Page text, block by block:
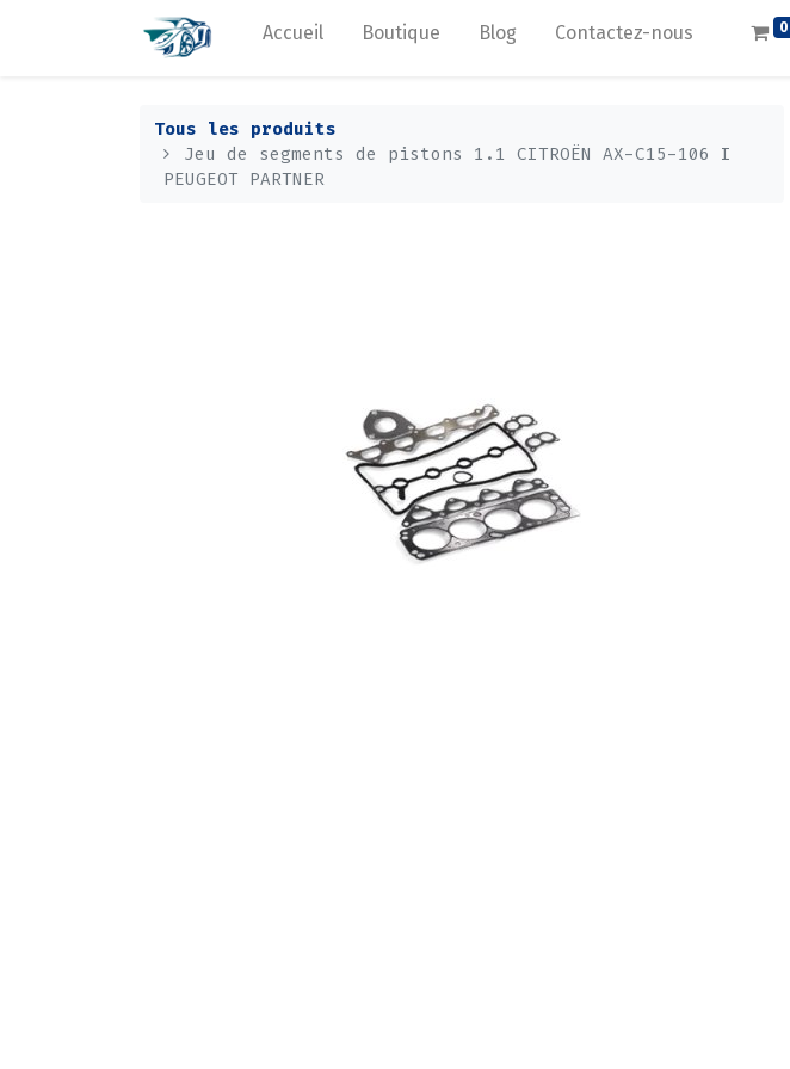
Accueil Boutique Blog Contactez-nous 0
Tous les produits
Jeu de segments de pistons 1.1 CITROËN AX-C15-106 I
PEUGEOT PARTNER